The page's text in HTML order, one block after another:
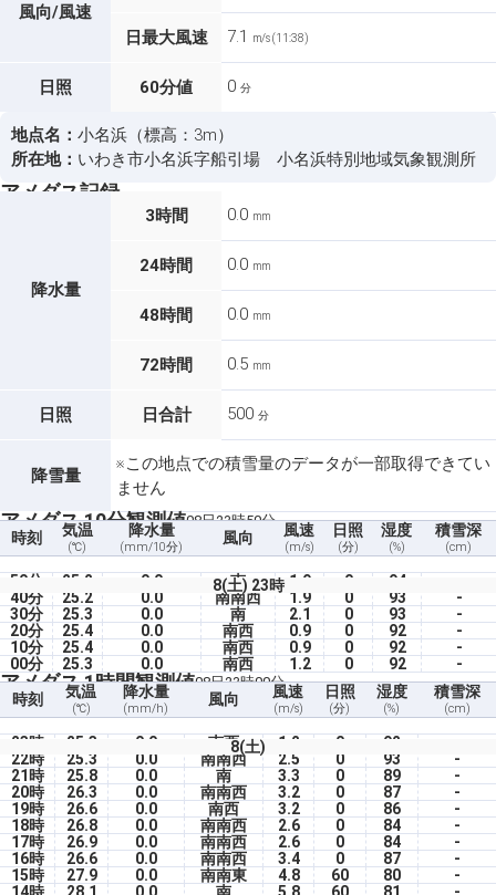
風向/風速
日最大風速 7.1 m/s (11:38)
日照 60分値 0 分
地点名： 小名浜（標高：3m）
所在地： いわき市小名浜字船引場 小名浜特別地域気象観測所
アメダス記録
降水量
3時間 0.0 mm
24時間 0.0 mm
48時間 0.0 mm
72時間 0.5 mm
日照 日合計 500 分
降雪量
※この地点での積雪量のデータが一部取得できてい
ません
アメダス 10分観測値08日23時50分
時刻 気温
(℃)
降水量
(mm/10分)
風向 風速
(m/s)
日照
(分)
湿度
(%)
積雪深
(cm)
8(土) 23時
50分 25.2 0.0 南 1.9 0 94
40分
25.2 0.0 南南西 1.9 0 93
-
30分
25.3 0.0 南 2.1 0 93
-
20分
25.4 0.0 南西 0.9 0 92
-
10分
25.4 0.0 南西 0.9 0 92
-
00分
25.3 0.0 南西 1.2 0 92 -
アメダス 1時間観測値08日23時00分
時刻 気温
(℃)
降水量
(mm/h)
風向 風速
(m/s)
日照
(分)
湿度
(%)
積雪深
(cm)
8(土)
23時 25.3 0.0 南西 1.2 0 92
22時
25.3 0.0 南南西 2.5 0 93
-
21時
25.8 0.0 南 3.3 0 89
-
20時
26.3 0.0 南南西 3.2 0 87
-
19時
26.6 0.0 南西 3.2 0 86
-
18時
26.8 0.0 南南西 2.6 0 84
-
17時
26.9 0.0 南南西 2.6 0 84
-
16時
26.6 0.0 南南西 3.4 0 87
-
15時
27.9 0.0 南南東 4.8 60 80
-